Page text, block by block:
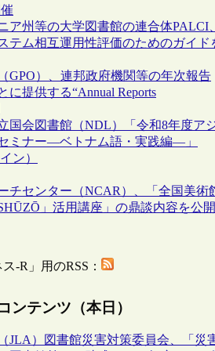
ア州等の大学図書館の連合体PALCI、
テム相互運用性評価のためのガイド
GPO）、連邦政府機関等の年次報告
に提供する“Annual Reports
国会図書館（NDL）「令和8年度ア
ミナー―ベトナム語・実践編―」
ン）
チセンター（NCAR）、「全国美術
」活用講座」の鼎談内容を公開
-R」用のRSS：
ンテンツ（本日）
JLA）図書館災害対策委員会、「災